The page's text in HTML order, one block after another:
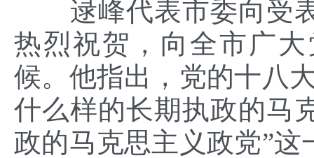
逯峰代表市委向受
热烈祝贺，向全市广
候。 他指出 ，党的十八
什么样的长期执政的马
政的马克思主义政党”